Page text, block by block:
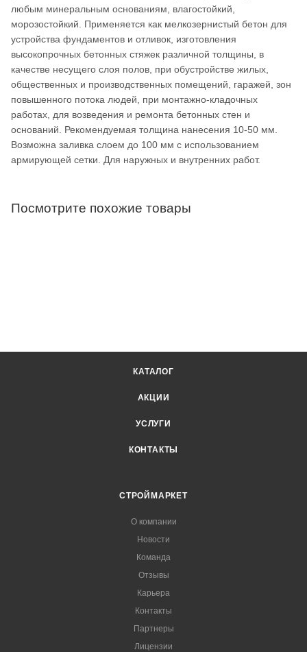
любым минеральным основаниям, влагостойкий,
морозостойкий. Применяется как мелкозернистый бетон для
устройства фундаментов и отливок, изготовления
высокопрочных бетонных стяжек различной толщины, в
качестве несущего слоя полов, при обустройстве жилых,
общественных и производственных помещений, гаражей, зон
повышенного потока людей, при монтажно-кладочных
работах, для возведения и ремонта бетонных стен и
оснований. Рекомендуемая толщина нанесения 10-50 мм.
Возможна заливка слоем до 100 мм с использованием
армирующей сетки. Для наружных и внутренних работ.
Посмотрите похожие товары
КАТАЛОГ
АКЦИИ
УСЛУГИ
КОНТАКТЫ
СТРОЙМАРКЕТ
О компании
Новости
Команда
Отзывы
Карьера
Контакты
Партнеры
Лицензии